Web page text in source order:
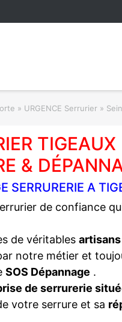
» URGENCE Serrurier »
&
SERRURERIE A
de confiance
de véritables
notre métier et
SOS Dépannage .
de serrurerie
votre serrure et sa